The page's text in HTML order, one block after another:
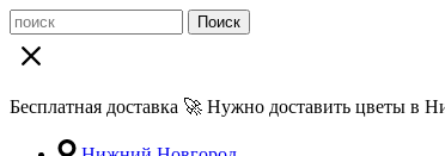
Поиск
Бесплатная доставка 🚀 Нужно доставить цветы в